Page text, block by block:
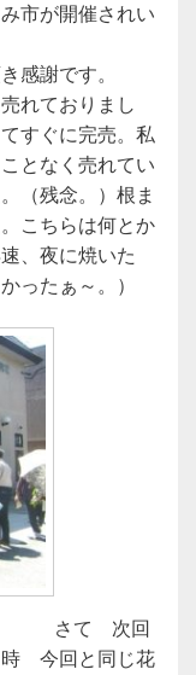
市が開催されい
感謝です。
れておりまし
すぐに完売。私
となく売れてい
（残念。）根ま
こちらは何とか
、夜に焼いた
ったぁ～。）
さて 次回
時 今回と同じ花